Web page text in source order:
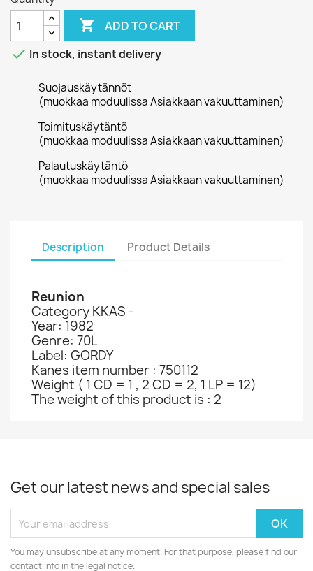
 ADD TO CART
 In stock, instant delivery
Suojauskäytännöt
(muokkaa moduulissa Asiakkaan vakuuttaminen)
Toimituskäytäntö
(muokkaa moduulissa Asiakkaan vakuuttaminen)
Palautuskäytäntö
(muokkaa moduulissa Asiakkaan vakuuttaminen)
Description Product Details
Reunion
Category KKAS -
Year: 1982
Genre: 70L
Label: GORDY
Kanes item number : 750112
Weight ( 1 CD = 1 , 2 CD = 2, 1 LP = 12)
The weight of this product is : 2
Get our latest news and special sales
You may unsubscribe at any moment. For that purpose, please find our
contact info in the legal notice.